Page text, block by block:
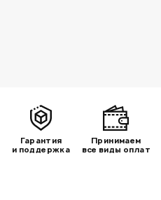
Гарантия
и поддержка
Принимаем
все виды оплат